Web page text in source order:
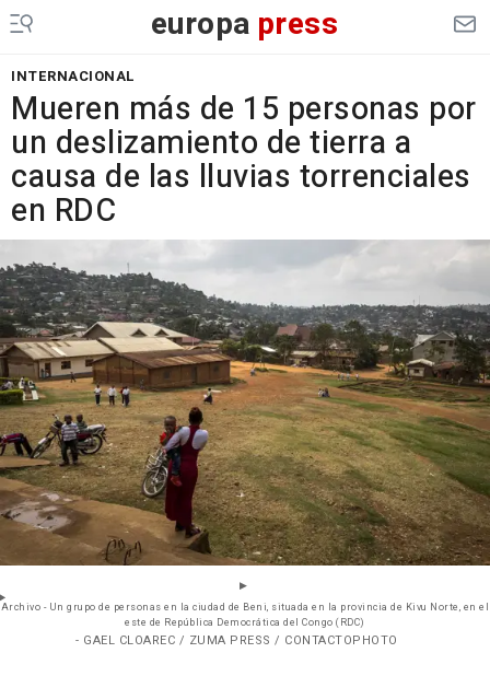
europa press
INTERNACIONAL
Mueren más de 15 personas por
un deslizamiento de tierra a
causa de las lluvias torrenciales
en RDC
Archivo - Un grupo de personas en la ciudad de Beni, situada en la provincia de Kivu Norte, en el
este de República Democrática del Congo (RDC)
- GAEL CLOAREC / ZUMA PRESS / CONTACTOPHOTO